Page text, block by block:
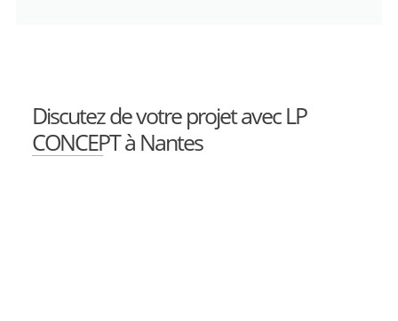
Discutez de votre projet avec LP
CONCEPT à Nantes